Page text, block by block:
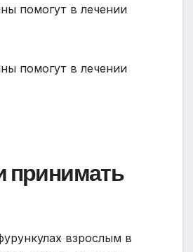
принимать
взрослым в